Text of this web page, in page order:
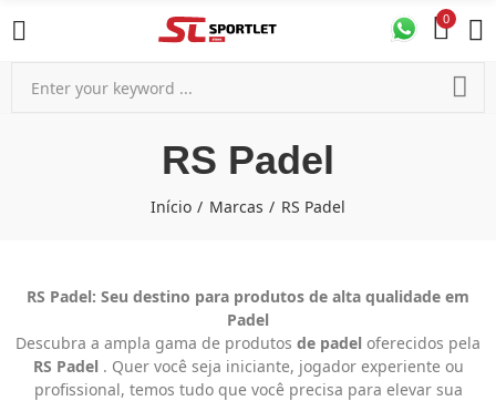
0
RS Padel
Início Marcas RS Padel
RS Padel: Seu destino para produtos de alta qualidade em
Padel
Descubra a ampla gama de produtos de padel oferecidos pela
RS Padel . Quer você seja iniciante, jogador experiente ou
profissional, temos tudo que você precisa para elevar sua